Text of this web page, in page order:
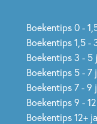
Boekentips 0 -
Boekentips 1,5 -
Boekentips 3 - 5
Boekentips 5 - 7
Boekentips 7 - 9
Boekentips 9 -
Boekentips 12+